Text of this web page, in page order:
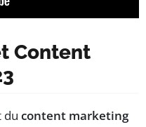
Content
du content marketing